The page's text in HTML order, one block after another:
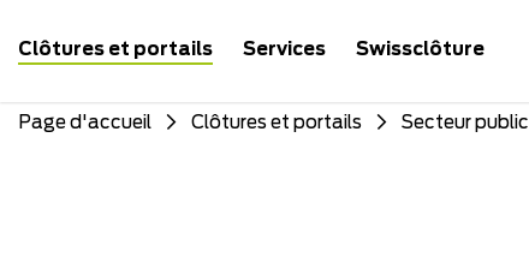
Clôtures et portails Services Swissclôture
Page d'accueil Clôtures et portails Secteur public